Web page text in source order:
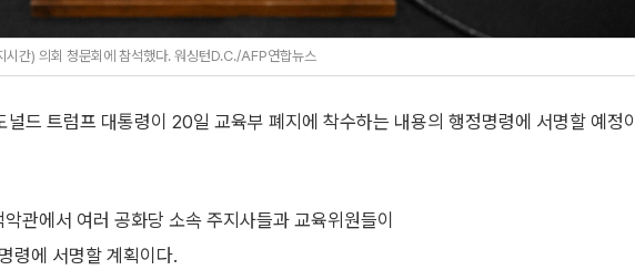
간) 의회 청문회에 참석했다. 워싱턴D.C./AFP연합뉴스
드 트럼프 대통령이 20일 교육부 폐지에 착수하는 내용의 행정명령에 서명할 예정이
관에서 여러 공화당 소속 주지사들과 교육위원들이
령에 서명할 계획이다.